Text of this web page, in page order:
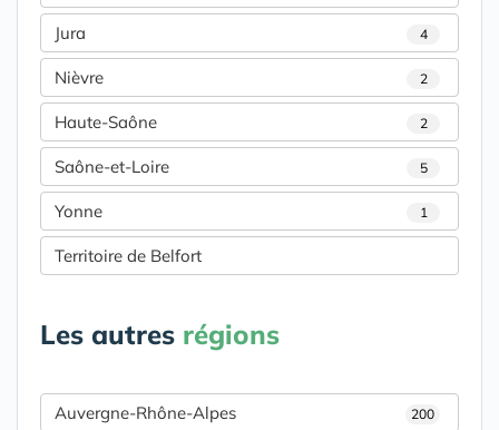
Jura 4
Nièvre 2
Haute-Saône 2
Saône-et-Loire 5
Yonne 1
Territoire de Belfort
Les autres régions
Auvergne-Rhône-Alpes 200